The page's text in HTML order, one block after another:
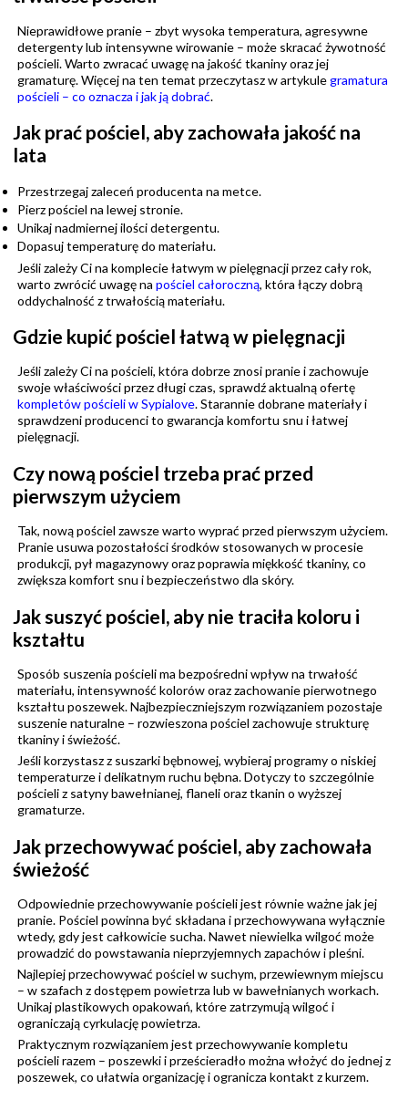
Nieprawidłowe pranie – zbyt wysoka temperatura, agresywne
detergenty lub intensywne wirowanie – może skracać żywotność
pościeli. Warto zwracać uwagę na jakość tkaniny oraz jej
gramaturę. Więcej na ten temat przeczytasz w artykulegramatura
pościeli – co oznacza i jak ją dobrać.
Jak prać pościel, aby zachowała jakość na
lata
Przestrzegaj zaleceń producenta na metce.
Pierz pościel na lewej stronie.
Unikaj nadmiernej ilości detergentu.
Dopasuj temperaturę do materiału.
Jeśli zależy Ci na komplecie łatwym w pielęgnacji przez cały rok,
warto zwrócić uwagę na pościel całoroczną, która łączy dobrą
oddychalność z trwałością materiału.
Gdzie kupić pościel łatwą w pielęgnacji
Jeśli zależy Ci na pościeli, która dobrze znosi pranie i zachowuje
swoje właściwości przez długi czas, sprawdź aktualną ofertę
kompletów pościeli w Sypialove. Starannie dobrane materiały i
sprawdzeni producenci to gwarancja komfortu snu i łatwej
pielęgnacji.
Czy nową pościel trzeba prać przed
pierwszym użyciem
Tak, nową pościel zawsze warto wyprać przed pierwszym użyciem.
Pranie usuwa pozostałości środków stosowanych w procesie
produkcji, pył magazynowy oraz poprawia miękkość tkaniny, co
zwiększa komfort snu i bezpieczeństwo dla skóry.
Jak suszyć pościel, aby nie traciła koloru i
kształtu
Sposób suszenia pościeli ma bezpośredni wpływ na trwałość
materiału, intensywność kolorów oraz zachowanie pierwotnego
kształtu poszewek. Najbezpieczniejszym rozwiązaniem pozostaje
suszenie naturalne – rozwieszona pościel zachowuje strukturę
tkaniny i świeżość.
Jeśli korzystasz z suszarki bębnowej, wybieraj programy o niskiej
temperaturze i delikatnym ruchu bębna. Dotyczy to szczególnie
pościeli z satyny bawełnianej, flaneli oraz tkanin o wyższej
gramaturze.
Jak przechowywać pościel, aby zachowała
świeżość
Odpowiednie przechowywanie pościeli jest równie ważne jak jej
pranie. Pościel powinna być składana i przechowywana wyłącznie
wtedy, gdy jest całkowicie sucha. Nawet niewielka wilgoć może
prowadzić do powstawania nieprzyjemnych zapachów i pleśni.
Najlepiej przechowywać pościel w suchym, przewiewnym miejscu
– w szafach z dostępem powietrza lub w bawełnianych workach.
Unikaj plastikowych opakowań, które zatrzymują wilgoć i
ograniczają cyrkulację powietrza.
Praktycznym rozwiązaniem jest przechowywanie kompletu
pościeli razem – poszewki i prześcieradło można włożyć do jednej z
poszewek, co ułatwia organizację i ogranicza kontakt z kurzem.